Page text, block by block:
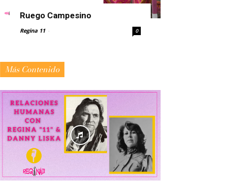
Ruego Campesino
Regina 11 0
Más Contenido